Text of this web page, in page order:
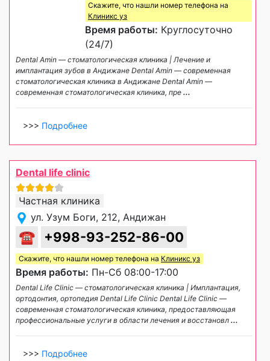
Скажите, что нашли номер телефона на
Клиникс уз
Время работы: Круглосуточно
(24/7)
Dental Amin — стоматологическая клиника | Лечение и
имплантация зубов в Андижане Dental Amin — современная
стоматологическая клиника в Андижане Dental Amin —
современная стоматологическая клиника, пре ...
>>> Подробнее
Dental life clinic
Частная клиника
ул. Узум Боги, 212, Андижан
☎ +998-93-252-86-00
Скажите, что нашли номер телефона на Клиникс уз
Время работы: Пн-Сб 08:00-17:00
Dental Life Clinic — стоматологическая клиника | Имплантация,
ортодонтия, ортопедия Dental Life Clinic Dental Life Clinic —
современная стоматологическая клиника, предоставляющая
профессиональные услуги в области лечения и восстановл ...
>>> Подробнее